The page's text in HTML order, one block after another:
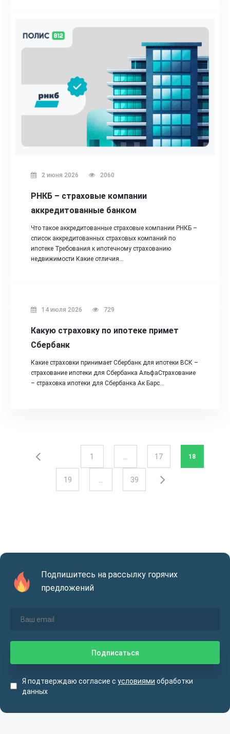
2 июня 2026 2060
РНКБ – страховые компании
аккредитованные банком
Что такое аккредитованные страховые компании РНКБ –
список аккредитованных страховых компаний по
ипотеке Требования к ипотечному страхованию
недвижимости Какие отличия…
14 июля 2026 729
Какую страховку по ипотеке примет
Сбербанк
Какие страховки принимает Сбербанк для ипотеки ВСК –
страхование ипотеки для Сбербанка АльфаСтрахование
– страховка ипотеки для Сбербанка Ак Барс…
1 17 18
19 39
Подпишитесь на рассылку горячих
предложений
Я подтверждаю согласие с условиями обработки
данных